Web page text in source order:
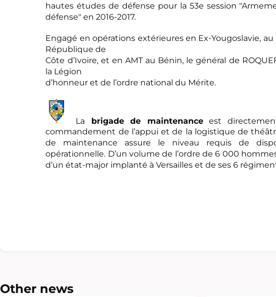
hautes études de défense pour la 53e session
défense" en 2016-2017.
Engagé en opérations extérieures en Ex-Yougoslavie, au
République de
Côte d’Ivoire, et en AMT au Bénin, le général de
la Légion
d’honneur et de l’ordre national du Mérite.
La brigade de maintenanceest
commandement de l’appui et de la logistique de
de maintenance assure le niveau requis de
opérationnelle. D’un volume de l’ordre de 6 000
d’un état-major implanté à Versailles et de ses 6
Other news